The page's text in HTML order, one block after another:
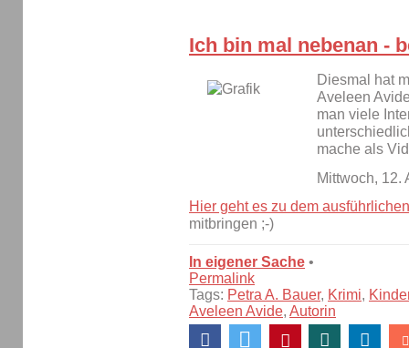
Ich bin mal nebenan -
Diesmal hat
Aveleen
man viele
mache als
Mittwoch, 12.
Hier geht es zu dem
mitbringen ;-)
In eigener Sache •
Permalink
Tags: Petra A. Bauer, Krimi,
Aveleen Avide, Autorin